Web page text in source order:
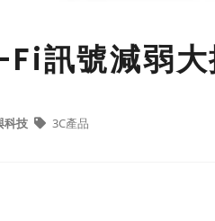
訊號減弱大
科技 3C產品